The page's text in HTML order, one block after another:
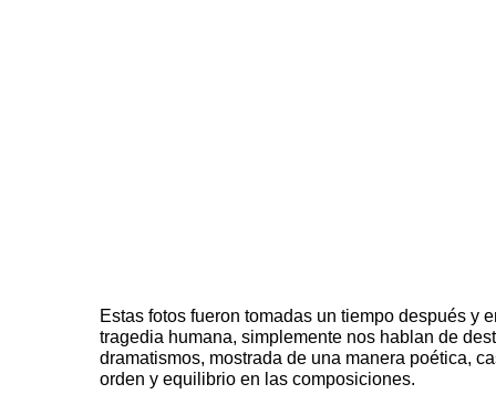
Estas fotos fueron tomadas un tiempo después y
tragedia humana, simplemente nos hablan de
dramatismos, mostrada de una manera poética,
orden y equilibrio en las composiciones.